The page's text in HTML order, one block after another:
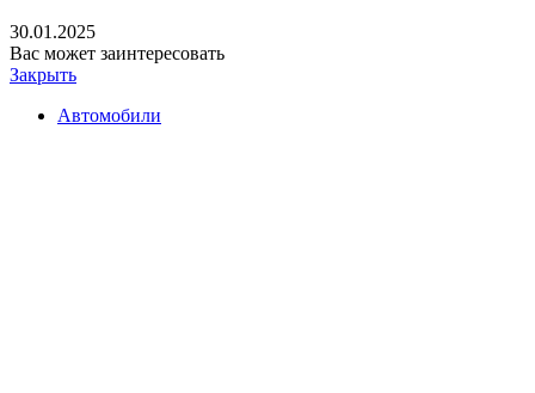
30.01.2025
Вас может заинтересовать
Закрыть
Автомобили